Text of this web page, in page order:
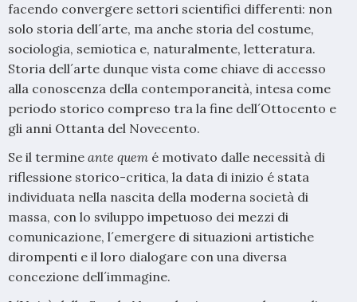
facendo convergere settori scientifici differenti: non
solo storia dell´arte, ma anche storia del costume,
sociologia, semiotica e, naturalmente, letteratura.
Storia dell´arte dunque vista come chiave di accesso
alla conoscenza della contemporaneità, intesa come
periodo storico compreso tra la fine dell´Ottocento e
gli anni Ottanta del Novecento.
Se il termine ante quem é motivato dalle necessità di
riflessione storico-critica, la data di inizio é stata
individuata nella nascita della moderna società di
massa, con lo sviluppo impetuoso dei mezzi di
comunicazione, l´emergere di situazioni artistiche
dirompenti e il loro dialogare con una diversa
concezione dell´immagine.